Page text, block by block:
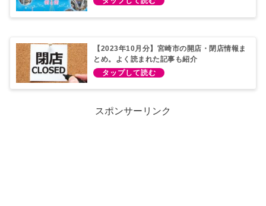
【2023年10月分】宮崎市の開店・閉店情報ま
とめ。よく読まれた記事も紹介
スポンサーリンク